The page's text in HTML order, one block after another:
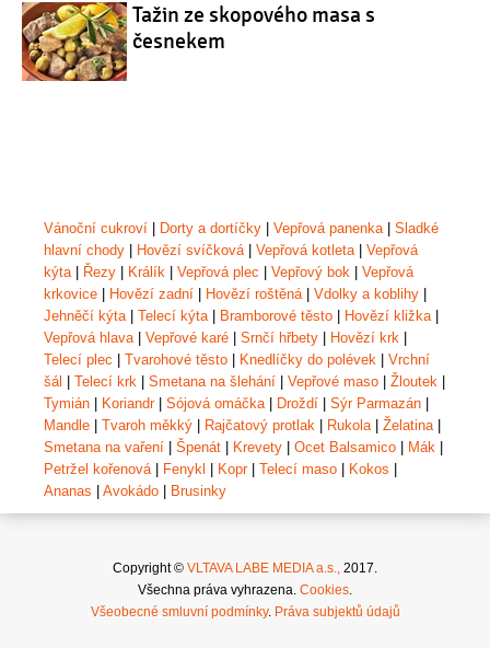
Tažin ze skopového masa s
česnekem
Vánoční cukroví Dorty a dortíčky Vepřová panenka| Sladké
hlavní chody
Hovězí svíčková| Vepřová kotleta| Vepřová
kýta| Řezy Králík Vepřová plec Vepřový bok
Vepřová
krkovice
Hovězí zadní Hovězí roštěná| Vdolky a koblihy
Jehněčí kýta| Telecí kýta| Bramborové těsto Hovězí kližka|
Vepřová hlava| Vepřové karé Srnčí hřbety Hovězí krk
Telecí plec
Tvarohové těsto Knedlíčky do polévek
Vrchní
šál
Telecí krk Smetana na šlehání Vepřové maso Žloutek
Tymián
Koriandr| Sójová omáčka| Droždí Sýr Parmazán
Mandle
Tvaroh měkký Rajčatový protlak Rukola| Želatina|
Smetana na vaření
Špenát Krevety Ocet Balsamico Mák
Petržel kořenová| Fenykl Kopr| Telecí maso Kokos
Ananas
Avokádo Brusinky
Copyright © VLTAVA LABE MEDIA a.s., 2017.
Všechna práva vyhrazena. Cookies.
Všeobecné smluvní podmínky. Práva subjektů údajů